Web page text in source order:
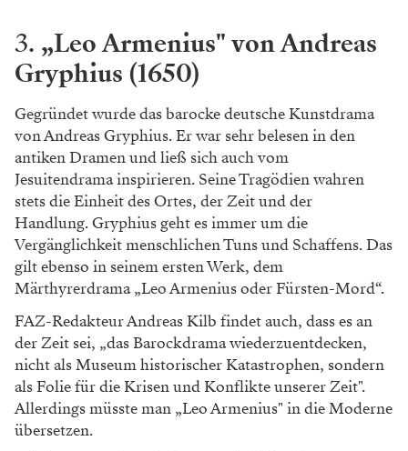
3. „Leo Armenius" von Andreas
Gryphius (1650)
Gegründet wurde das barocke deutsche Kunstdrama
von Andreas Gryphius. Er war sehr belesen in den
antiken Dramen und ließ sich auch vom
Jesuitendrama inspirieren. Seine Tragödien wahren
stets die Einheit des Ortes, der Zeit und der
Handlung. Gryphius geht es immer um die
Vergänglichkeit menschlichen Tuns und Schaffens. Das
gilt ebenso in seinem ersten Werk, dem
Märthyrerdrama „Leo Armenius oder Fürsten-Mord“.
FAZ-Redakteur Andreas Kilb findet auch, dass es an
der Zeit sei, „das Barockdrama wiederzuentdecken,
nicht als Museum historischer Katastrophen, sondern
als Folie für die Krisen und Konflikte unserer Zeit".
Allerdings müsste man „Leo Armenius" in die Moderne
übersetzen.